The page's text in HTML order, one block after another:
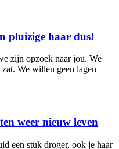
pluizige haar dus!
zijn opzoek naar jou. We
We willen geen lagen
weer nieuw leven
een stuk droger, ook je haar